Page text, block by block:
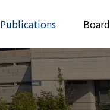
Publications Board